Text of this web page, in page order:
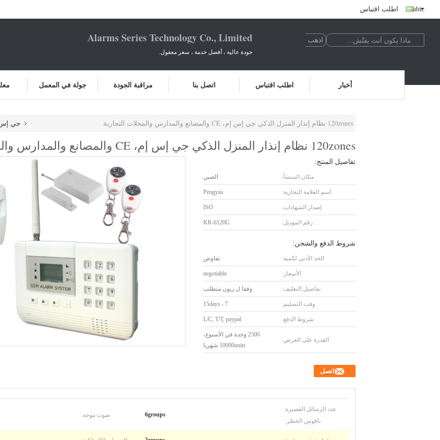
اطلب اقتباس Arabic
Alarms Series Technology Co., Limited
جودة عالية ، أفضل خدمة ، سعر معقول.
جولة في المعمل مراقبة الجودة اتصل بنا اطلب اقتباس أخبار
جي إس 120zones نظام إنذار المنزل الذكي جي إس إم، CE والمصانع والمدارس والمحلات التجارية
120zones نظام إنذار المنزل الذكي جي إس إم، CE والمصانع والمدارس والمحلات التجارية
تفاصيل المنتج:
مكان المنشأ: الصين
اسم العلامة التجارية: Pengyus
إصدار الشهادات: ISO
رقم الموديل: KR-6120G
شروط الدفع والشحن:
الحد الأدنى لكمية: تفاوض
الأسعار: negotiable
تفاصيل التغليف: وفقا ل زبون متطلب
وقت التسليم: 7 - 15days
شروط الدفع: L/C, T/T, paypal
القدرة على العرض:
2500 وحدة في الأسبوع،
10000units شهريا
اتصل
عدد الرسائل القصيرة
ناقوس الخطر:
6groups صوت موجه: